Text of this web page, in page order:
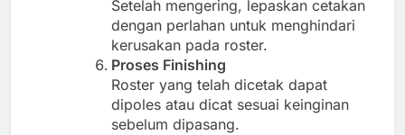
Setelah mengering, lepaskan cetakan
dengan perlahan untuk menghindari
kerusakan pada roster.
Proses Finishing
Roster yang telah dicetak dapat
dipoles atau dicat sesuai keinginan
sebelum dipasang.